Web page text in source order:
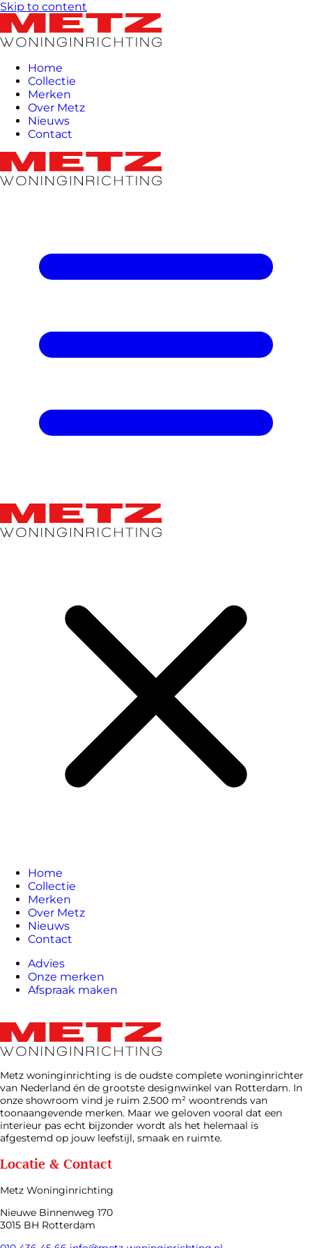
Skip to content
Home
Collectie
Merken
Over Metz
Nieuws
Contact
Home
Collectie
Merken
Over Metz
Nieuws
Contact
Advies
Onze merken
Afspraak maken
Metz woninginrichting is de oudste complete woninginrichter
van Nederland én de grootste designwinkel van Rotterdam. In
onze showroom vind je ruim 2.500 m² woontrends van
toonaangevende merken. Maar we geloven vooral dat een
interieur pas echt bijzonder wordt als het helemaal is
afgestemd op jouw leefstijl, smaak en ruimte.
Locatie & Contact
Metz Woninginrichting
Nieuwe Binnenweg 170
3015 BH Rotterdam